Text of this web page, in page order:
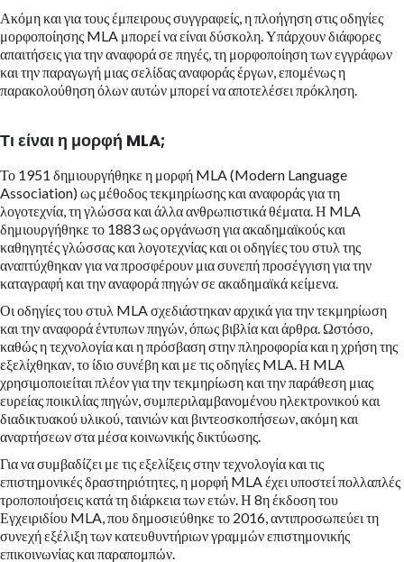
Ακόμη και για τους έμπειρους συγγραφείς, η πλοήγηση στις οδηγίες
μορφοποίησης MLA μπορεί να είναι δύσκολη. Υπάρχουν διάφορες
απαιτήσεις για την αναφορά σε πηγές, τη μορφοποίηση των εγγράφων
και την παραγωγή μιας σελίδας αναφοράς έργων, επομένως η
παρακολούθηση όλων αυτών μπορεί να αποτελέσει πρόκληση.
Τι είναι η μορφή MLA;
Το 1951 δημιουργήθηκε η μορφή MLA (Modern Language
Association) ως μέθοδος τεκμηρίωσης και αναφοράς για τη
λογοτεχνία, τη γλώσσα και άλλα ανθρωπιστικά θέματα. Η MLA
δημιουργήθηκε το 1883 ως οργάνωση για ακαδημαϊκούς και
καθηγητές γλώσσας και λογοτεχνίας και οι οδηγίες του στυλ της
αναπτύχθηκαν για να προσφέρουν μια συνεπή προσέγγιση για την
καταγραφή και την αναφορά πηγών σε ακαδημαϊκά κείμενα.
Οι οδηγίες του στυλ MLA σχεδιάστηκαν αρχικά για την τεκμηρίωση
και την αναφορά έντυπων πηγών, όπως βιβλία και άρθρα. Ωστόσο,
καθώς η τεχνολογία και η πρόσβαση στην πληροφορία και η χρήση της
εξελίχθηκαν, το ίδιο συνέβη και με τις οδηγίες MLA. Η MLA
χρησιμοποιείται πλέον για την τεκμηρίωση και την παράθεση μιας
ευρείας ποικιλίας πηγών, συμπεριλαμβανομένου ηλεκτρονικού και
διαδικτυακού υλικού, ταινιών και βιντεοσκοπήσεων, ακόμη και
αναρτήσεων στα μέσα κοινωνικής δικτύωσης.
Για να συμβαδίζει με τις εξελίξεις στην τεχνολογία και τις
επιστημονικές δραστηριότητες, η μορφή MLA έχει υποστεί πολλαπλές
τροποποιήσεις κατά τη διάρκεια των ετών. Η 8η έκδοση του
Εγχειριδίου MLA, που δημοσιεύθηκε το 2016, αντιπροσωπεύει τη
συνεχή εξέλιξη των κατευθυντήριων γραμμών επιστημονικής
επικοινωνίας και παραπομπών.